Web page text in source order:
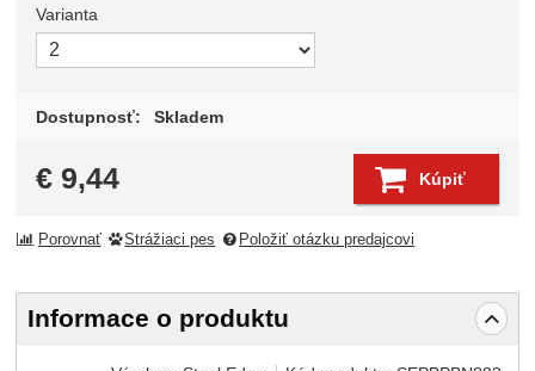
Zvoľte variant
Varianta
Dostupnosť: Skladem
€ 9,44 Kúpiť
Porovnať Strážiaci pes Položiť otázku predajcovi
Informace o produktu